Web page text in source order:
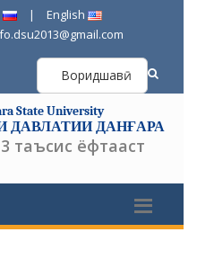
|
English
Воридшавӣ
State University
ДАВЛАТИИ ДАНҒАРА
таъсис ёфтааст